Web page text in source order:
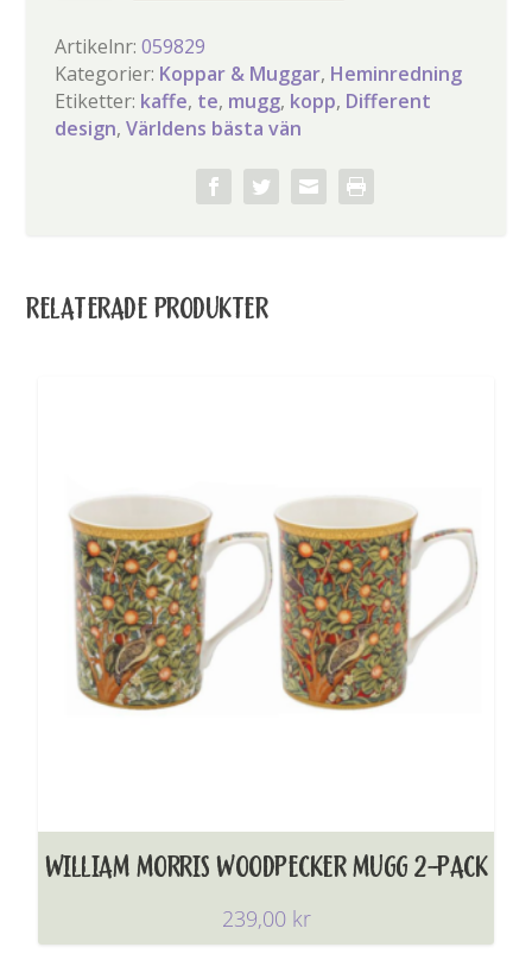
mugg
mängd
Artikelnr:059829
Kategorier: Koppar & Muggar, Heminredning
Etiketter: kaffe, te, mugg, kopp, Different
design,Världens bästa vän
RELATERADE PRODUKTER
WILLIAM MORRIS WOODPECKER MUGG 2-PACK
239,00 kr